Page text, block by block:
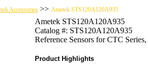
Accessories >> Ametek STS120A120A935
Ametek STS120A120A935
Catalog #: STS120A120A935
Reference Sensors for CTC
Product Highlights